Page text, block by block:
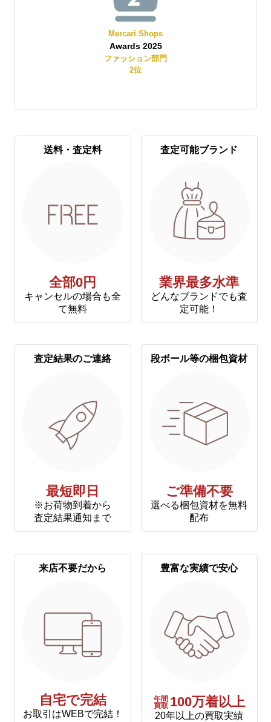
Mercari Shops
Awards 2025
ファッション部門
2位
送料・査定料
全部0円
キャンセルの場合も全
て無料
査定可能ブランド
業界最多水準
どんなブランドでも査
定可能！
査定結果のご連絡
最短即日
※お荷物到着から
査定結果通知まで
段ボール等の梱包資材
ご準備不要
選べる梱包資材を無料
配布
来店不要だから
自宅で完結
お取引はWEBで完結！
豊富な実績で安心
年間
買取 100万着以上
20年以上の買取実績